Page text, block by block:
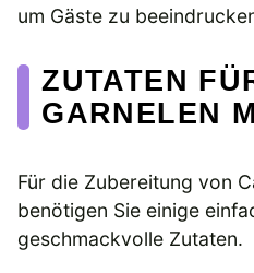
um Gäste zu
ZUTATEN
GARNELEN
Für die Zubereitung von
benötigen Sie einige
geschmackvolle Zutaten.